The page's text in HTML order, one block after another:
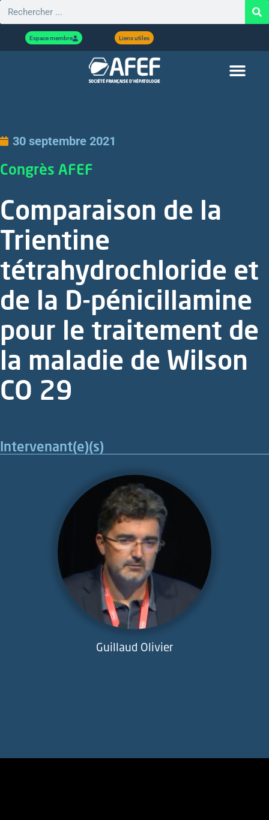
Espace membre Liens utiles
30 septembre 2021
Congrès AFEF
Comparaison de la
Trientine
tétrahydrochloride et
de la D-pénicillamine
pour le traitement de
la maladie de Wilson
CO 29
Intervenant(e)(s)
Guillaud Olivier